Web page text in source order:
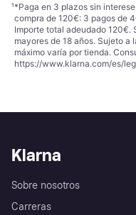
¹*Paga en 3 plazos sin
compra de 120€: 3 pagos de
Importe total adeudado 120€.
mayores de 18 años. Sujeto a
máximo varía por tienda.
https://www.klarna.com/es/
Klarna
Sobre nosotros
Carreras